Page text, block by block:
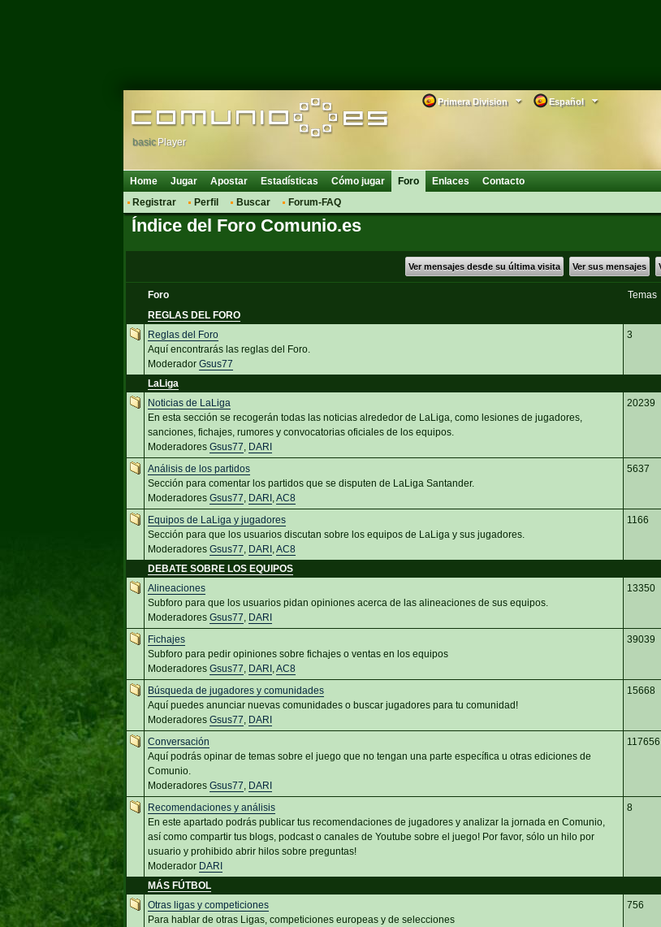
Español
Primera Division
basic Player
Home Jugar Apostar Estadísticas Cómo jugar
Foro
Registrar
Perfil Buscar Forum-FAQ
Enlaces Contacto
Índice del Foro Comunio.es
Ver mensajes desde su última visita Ver sus mensajes
Foro Temas
REGLAS DEL FORO
Reglas del Foro
Aquí encontrarás las reglas del Foro.
Moderador Gsus77
3
LaLiga
Noticias de LaLiga
En esta sección se recogerán todas las noticias alrededor de LaLiga, como lesiones de jugadores,
sanciones, fichajes, rumores y convocatorias oficiales de los equipos.
Moderadores Gsus77, DARI
20239
Análisis de los partidos
Sección para comentar los partidos que se disputen de LaLiga Santander.
Moderadores Gsus77, DARI ,AC8
5637
Equipos de LaLiga y jugadores
Sección para que los usuarios discutan sobre los equipos de LaLiga y sus jugadores.
Moderadores Gsus77, DARI ,AC8
1166
DEBATE SOBRE LOS EQUIPOS
Alineaciones
Subforo para que los usuarios pidan opiniones acerca de las alineaciones de sus equipos.
Moderadores Gsus77, DARI
13350
Fichajes
Subforo para pedir opiniones sobre fichajes o ventas en los equipos
Moderadores Gsus77, DARI ,AC8
39039
Búsqueda de jugadores y comunidades
Aquí puedes anunciar nuevas comunidades o buscar jugadores para tu comunidad!
Moderadores Gsus77, DARI
15668
Conversación
Aquí podrás opinar de temas sobre el juego que no tengan una parte específica u otras ediciones de
Comunio.
Moderadores Gsus77, DARI
117656
Recomendaciones y análisis
En este apartado podrás publicar tus recomendaciones de jugadores y analizar la jornada en Comunio,
así como compartir tus blogs, podcast o canales de Youtube sobre el juego! Por favor, sólo un hilo por
usuario y prohibido abrir hilos sobre preguntas!
Moderador DARI
8
MÁS FÚTBOL
Otras ligas y competiciones
Para hablar de otras Ligas, competiciones europeas y de selecciones
756